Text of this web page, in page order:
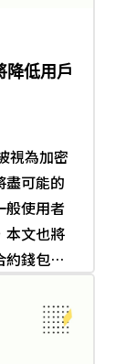
低用戶
視為加密
盡可能的
般使用者
本文也將
約錢包…